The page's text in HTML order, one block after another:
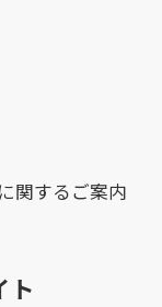
関するご案内
ト